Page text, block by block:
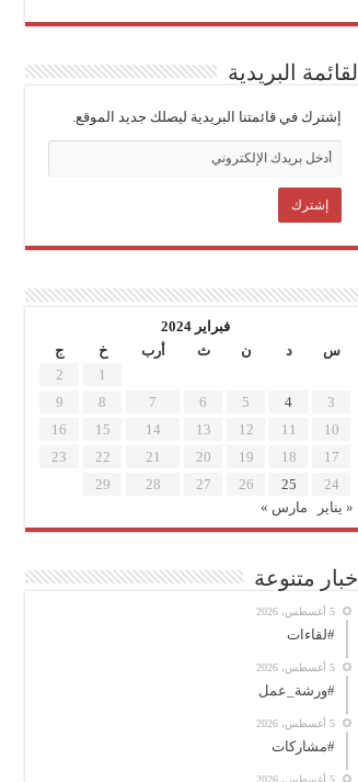
القائمة البريدية
إشترك في قائمتنا البريدية ليصلك جديد الموقع.
فبراير 2024
س
د ن ث أرب خ
ج
1
2
3
4
5
6
7
8
9
10
11
12
13
14
15
16
17
18
19
20
21
22
23
24
25
26
27
28
29
« يناير
مارس »
أخبار متنوعة
5 أغسطس، 2026
#لقاءات
5 أغسطس، 2026
#ورشة_عمل
5 أغسطس، 2026
#مشاركات
5 أغسطس، 2026